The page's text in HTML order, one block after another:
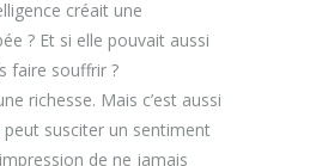
créait une
? Et si elle pouvait aussi
faire souffrir ?
richesse. Mais c’est aussi
peut susciter un sentiment
de ne jamais